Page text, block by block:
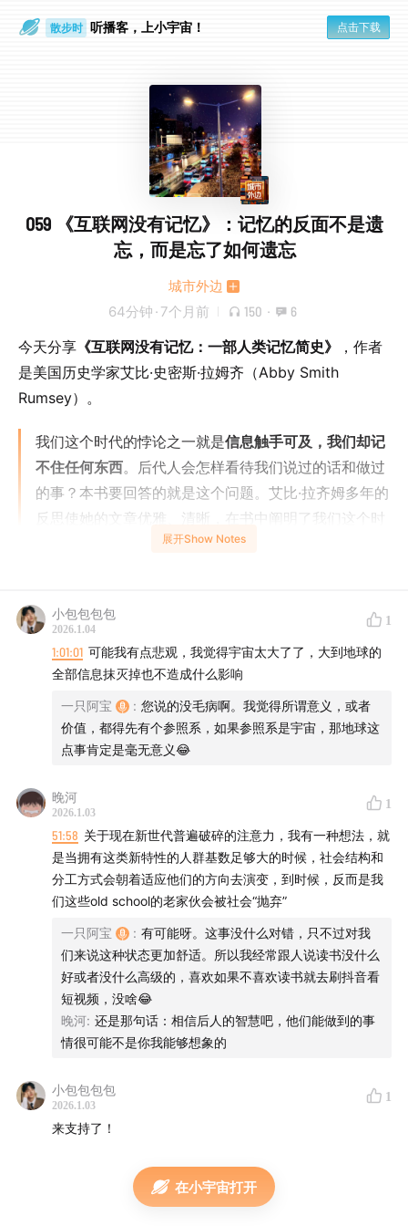
散步时 听播客，上小宇宙！ 点击下载
059 《互联网没有记忆》：记忆的反面不是遗
忘，而是忘了如何遗忘
城市外边
64分钟 · 7个月前 150 · 6
今天分享 《互联网没有记忆：一部人类记忆简史》
，作者
是美国历史学家艾比·史密斯·拉姆齐（Abby Smith
Rumsey）。
我们这个时代的悖论之一就是信息触手可及，我们却记
不住任何东西。后代人会怎样看待我们说过的话和做过
的事？本书要回答的就是这个问题。艾比·拉齐姆多年的
反思使她的文章优雅、清晰，在书中阐明了我们这个时
代遇到的一系列问题：我们越来越依赖搜索，而不是去
——特德·威德默（Ted Widmer），布朗大学约翰·卡特
·布朗图书馆前馆长
写在泥板、石碑、莎草纸、手抄本上的记忆可以保存数千
年。写在网络上的记忆平均存在的时长只有100天。网络
平台一旦关闭，我们的回忆、爱好、生活感悟、学习资料
都会消失。
一代代人积累的记忆成为人类区别于其他物种的进化优
势：知识和文化。如今我们却面临一个悖论：数据不断膨
胀，也在不断丢失；信息触手可及，我们却记不住任何知
的，提醒我们数据存储不是记忆，引导我们思考：在互联
网时代的数据洪流中，有限的注意力应该用来记住哪些记
忆？我们应该以怎样的态度处理膨胀的信息？消失的记录
会对未来产生怎样的影响？以及谁来决定哪些信息可以传
播和流传至后世？
致 谢：
感谢以下朋友的打赏：
低压_、途乐_ms50、HD587505s。你们的鼓励就是我
继续讲下去动力，谢谢！
展开Show Notes
小包包包包
2026.1.04
1
1:01:01 可能我有点悲观，我觉得宇宙太大了了，大到地球的
全部信息抹灭掉也不造成什么影响
一只阿宝 : 您说的没毛病啊。我觉得所谓意义，或者
价值，都得先有个参照系，如果参照系是宇宙，那地球这
点事肯定是毫无意义😂
晚河
2026.1.03
1
51:58 关于现在新世代普遍破碎的注意力，我有一种想法，就
是当拥有这类新特性的人群基数足够大的时候，社会结构和
分工方式会朝着适应他们的方向去演变，到时候，反而是我
们这些old school的老家伙会被社会“抛弃”
一只阿宝 : 有可能呀。这事没什么对错，只不过对我
们来说这种状态更加舒适。所以我经常跟人说读书没什么
好或者没什么高级的，喜欢如果不喜欢读书就去刷抖音看
短视频，没啥😂
晚河: 还是那句话：相信后人的智慧吧，他们能做到的事
情很可能不是你我能够想象的
小包包包包
2026.1.03
1
来支持了！
在小宇宙打开